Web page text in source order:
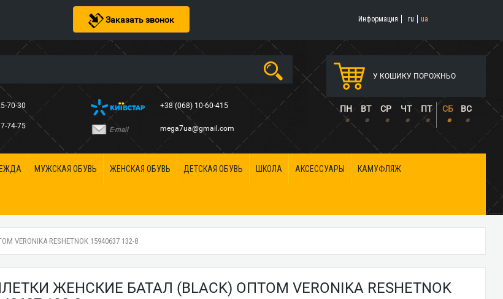
Заказать звонок Информация ru ua
70-30
74-75
+38 (068) 10-60-415
E-mail mega7ua@gmail.com
У КОШИКУ ПОРОЖНЬО
ПН ВТ СР ЧТ ПТ СБ ВС
• • • • • • •
МУЖСКАЯ ОБУВЬ ЖЕНСКАЯ ОБУВЬ ДЕТСКАЯ ОБУВЬ ШКОЛА АКСЕССУАРЫ КАМУФЛЯЖ
RESHETNOK 15940637 132-8
ЖЕНСКИЕ БАТАЛ (BLACK) ОПТОМ VERONIKA RESHETNOK